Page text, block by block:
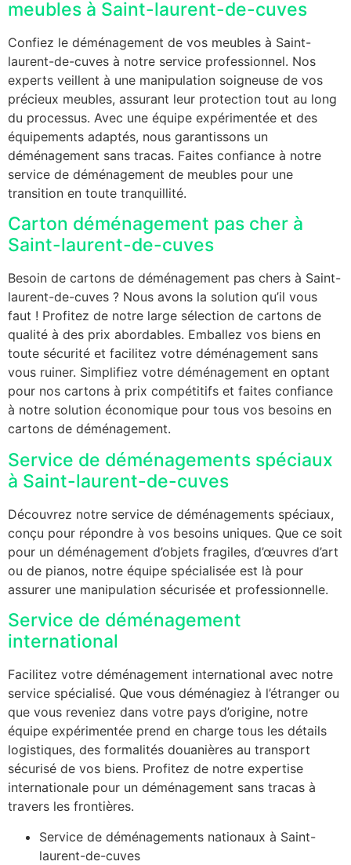
meubles à Saint-laurent-de-cuves
Confiez le déménagement de vos meubles à Saint-
laurent-de-cuves à notre service professionnel. Nos
experts veillent à une manipulation soigneuse de vos
précieux meubles, assurant leur protection tout au long
du processus. Avec une équipe expérimentée et des
équipements adaptés, nous garantissons un
déménagement sans tracas. Faites confiance à notre
service de déménagement de meubles pour une
transition en toute tranquillité.
Carton déménagement pas cher à
Saint-laurent-de-cuves
Besoin de cartons de déménagement pas chers à Saint-
laurent-de-cuves ? Nous avons la solution qu’il vous
faut ! Profitez de notre large sélection de cartons de
qualité à des prix abordables. Emballez vos biens en
toute sécurité et facilitez votre déménagement sans
vous ruiner. Simplifiez votre déménagement en optant
pour nos cartons à prix compétitifs et faites confiance
à notre solution économique pour tous vos besoins en
cartons de déménagement.
Service de déménagements spéciaux
à Saint-laurent-de-cuves
Découvrez notre service de déménagements spéciaux,
conçu pour répondre à vos besoins uniques. Que ce soit
pour un déménagement d’objets fragiles, d’œuvres d’art
ou de pianos, notre équipe spécialisée est là pour
assurer une manipulation sécurisée et professionnelle.
Service de déménagement
international
Facilitez votre déménagement international avec notre
service spécialisé. Que vous déménagiez à l’étranger ou
que vous reveniez dans votre pays d’origine, notre
équipe expérimentée prend en charge tous les détails
logistiques, des formalités douanières au transport
sécurisé de vos biens. Profitez de notre expertise
internationale pour un déménagement sans tracas à
travers les frontières.
Service de déménagements nationaux à Saint-
laurent-de-cuves